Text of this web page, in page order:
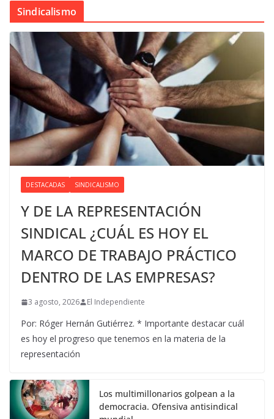
Sindicalismo
DESTACADAS SINDICALISMO
Y DE LA REPRESENTACIÓN
SINDICAL ¿CUÁL ES HOY EL
MARCO DE TRABAJO PRÁCTICO
DENTRO DE LAS EMPRESAS?
3 agosto, 2026 El Independiente
Por: Róger Hernán Gutiérrez. * Importante destacar cuál
es hoy el progreso que tenemos en la materia de la
representación
Los multimillonarios golpean a la
democracia. Ofensiva antisindical